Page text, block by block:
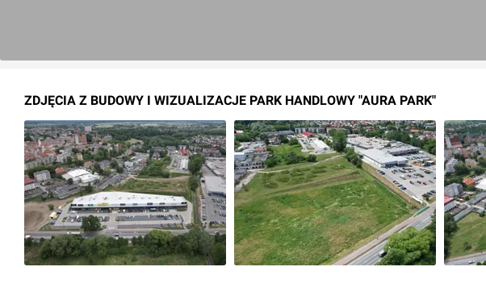
ZDJĘCIA Z BUDOWY I WIZUALIZACJE PARK HANDLOWY "AURA PARK"